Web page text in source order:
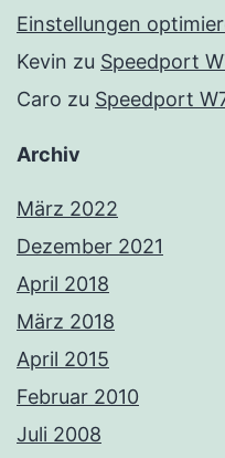
Einstellungen
Kevin zu Speedport
Caro zu Speedport
Archiv
März 2022
Dezember 2021
April 2018
März 2018
April 2015
Februar 2010
Juli 2008